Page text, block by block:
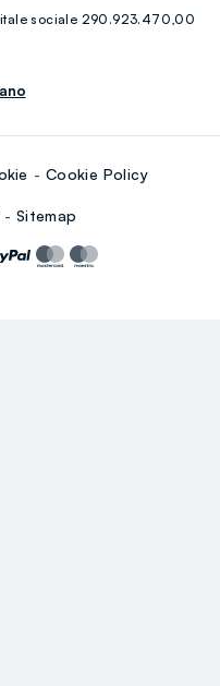
sociale 290.923.470,00
Cookie Policy
Sitemap